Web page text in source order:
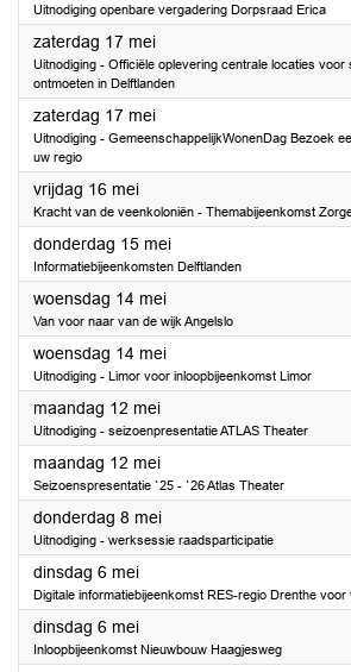
Uitnodiging openbare vergadering Dorpsraad Erica
zaterdag 17 mei2025
Uitnodiging - Officiële oplevering centrale locaties voor
ontmoeten in Delftlanden
zaterdag 17 mei2025
Uitnodiging - GemeenschappelijkWonenDag Bezoek
uw regio
vrijdag 16 mei2025
Kracht van de veenkoloniën - Themabijeenkomst
donderdag 15 mei2025
Informatiebijeenkomsten Delftlanden
woensdag 14 mei2025
Van voor naar van de wijk Angelslo
woensdag 14 mei2025
Uitnodiging - Limor voor inloopbijeenkomst Limor
maandag 12 mei2025
Uitnodiging - seizoenpresentatie ATLAS Theater
maandag 12 mei2025
Seizoenspresentatie `25 - `26 Atlas Theater
donderdag 8 mei2025
Uitnodiging - werksessie raadsparticipatie
dinsdag 6 mei2025
Digitale informatiebijeenkomst RES-regio Drenthe
dinsdag 6 mei2025
Inloopbijeenkomst Nieuwbouw Haagjesweg